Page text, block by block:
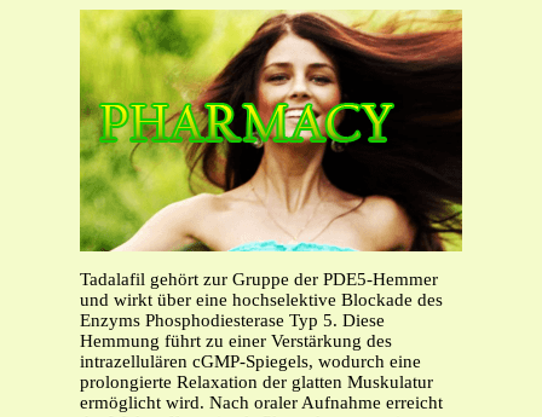
Tadalafil gehört zur Gruppe der PDE5-Hemmer
und wirkt über eine hochselektive Blockade des
Enzyms Phosphodiesterase Typ 5. Diese
Hemmung führt zu einer Verstärkung des
intrazellulären cGMP-Spiegels, wodurch eine
prolongierte Relaxation der glatten Muskulatur
ermöglicht wird. Nach oraler Aufnahme erreicht